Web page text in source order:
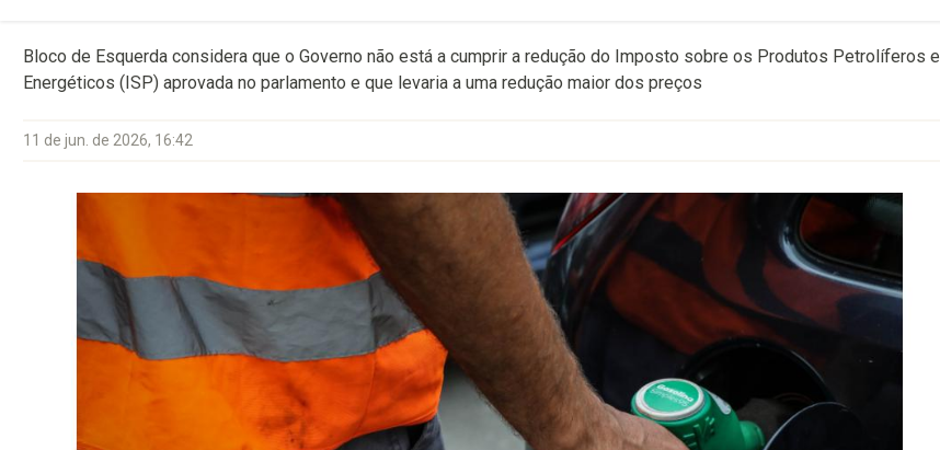
Bloco de Esquerda considera que o Governo não está a cumprir a redução do Imposto sobre os Produtos Petrolíferos e
Energéticos (ISP) aprovada no parlamento e que levaria a uma redução maior dos preços
11 de jun. de 2026, 16:42